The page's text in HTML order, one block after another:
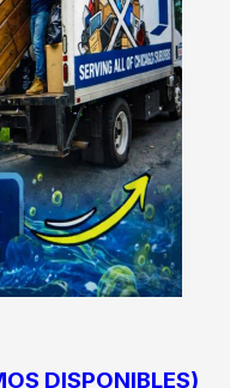
DISPONIBLES)